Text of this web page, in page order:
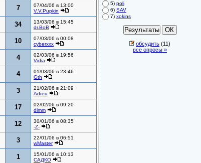
7
07/04/06 в 13:00
V.V.Pupkin
34
13/03/06 в 15:45
dr.BoB
10
07/03/06 в 00:08
cyberxxx
4
02/03/06 в 19:56
Vidia
4
01/03/06 в 23:46
Gth
3
21/02/06 в 21:09
Adreu
17
02/02/06 в 09:20
dimm
12
30/01/06 в 08:35
-Z-
3
22/01/06 в 06:51
wMaster
1
15/01/06 в 10:13
САДКО
5) poli
6) SAV
7) xokins
обсудить (11)
все опросы »